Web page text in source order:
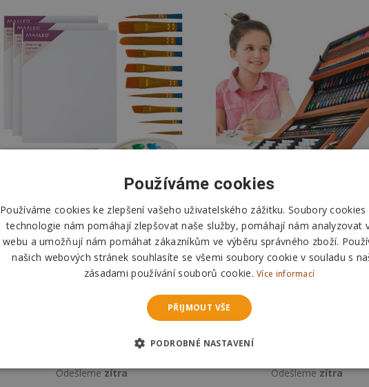
Sada kreativních malířských
potřeb 26 ks Maaleo 26338
Odešlemezítra
Malířská sada velká 177
dřevěném kufříku Maaleo
Odešlemezítra
Používáme cookies
Používáme cookies ke zlepšení vašeho uživatelského zážitku. Soubory cookies
technologie nám pomáhají zlepšovat naše služby, pomáhají nám analyzovat
webu a umožňují nám pomáhat zákazníkům ve výběru správného zboží.
našich webových stránek souhlasíte se všemi soubory cookie v souladu s
zásadami používání souborů cookie.Více informací
PŘIJMOUT VŠE
PODROBNÉ NASTAVENÍ